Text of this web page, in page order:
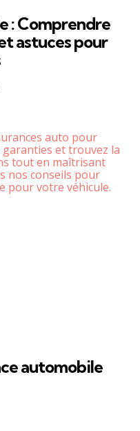
: Comprendre
astuces pour
automobile